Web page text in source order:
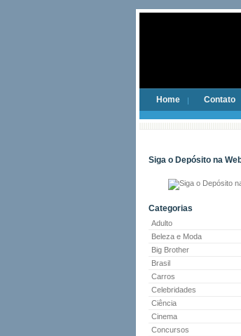
Home Contato
Siga o Depósito na
Categorias
Adulto
Beleza e Moda
Big Brother
Brasil
Carros
Celebridades
Ciência
Cinema
Concursos